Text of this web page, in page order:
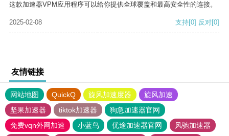
这款加速器VPM应用程序可以给你提供全球覆盖和最高安全性的连接。
2025-02-08 支持[0] 反对[0]
友情链接
网站地图 QuickQ 旋风加速度器
旋风加速
坚果加速器
tiktok加速器
狗急加速器官网
免费vqn外网加速
小蓝鸟 优途加速器官网
风驰加速器